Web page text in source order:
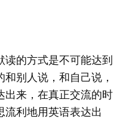
的方式是不可能达到
别人说，和自己说，
出来，在真正交流的时
利地用英语表达出